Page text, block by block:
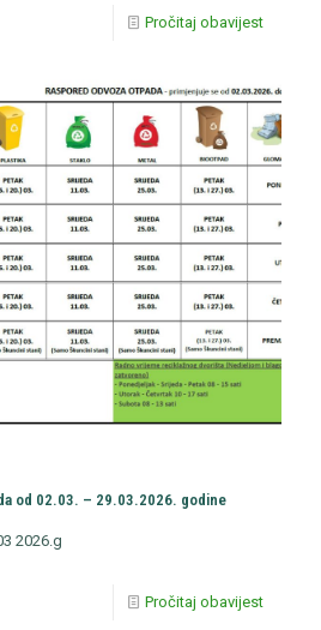
Pročitaj obavijest
od 02.03. – 29.03.2026. godine
2026.g
Pročitaj obavijest